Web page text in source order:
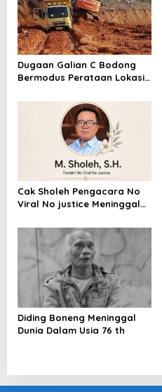
Dugaan Galian C Bodong
Bermodus Perataan Lokasi
Riau Akan Tinjauan Lokasi
Cak Sholeh Pengacara No
Viral No justice Meninggal
Diding Boneng Meninggal
Dunia Dalam Usia 76 th